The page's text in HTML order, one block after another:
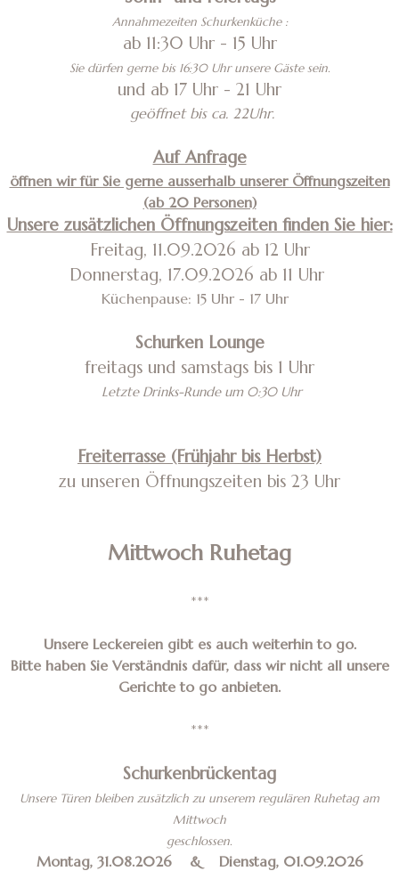
Annahmezeiten Schurkenküche :
ab 11:30 Uhr - 15 Uhr
Sie dürfen gerne bis 16:30 Uhr unsere Gäste sein.
und ab 17 Uhr - 21 Uhr
geöffnet bis ca. 22Uhr.
Auf Anfrage
öffnen wir für Sie gerne ausserhalb unserer Öffnungszeiten
(ab 20 Personen)
Unsere zusätzlichen Öffnungszeiten finden Sie hier:
Freitag, 11.09.2026 ab 12 Uhr
Donnerstag, 17.09.2026 ab 11 Uhr
Küchenpause: 15 Uhr - 17 Uhr
Schurken Lounge
freitags und samstags bis 1 Uhr
Letzte Drinks-Runde um 0:30 Uhr
Freiterrasse (Frühjahr bis Herbst)
zu unseren Öffnungszeiten bis 23 Uhr
Mittwoch Ruhetag
***
Unsere Leckereien gibt es auch weiterhin to go.
Bitte haben Sie Verständnis dafür, dass wir nicht all unsere
Gerichte to go anbieten.
***
Schurkenbrückentag
Unsere Türen bleiben zusätzlich zu unserem regulären Ruhetag am
Mittwoch
geschlossen.
Montag, 31.08.2026 & Dienstag, 01.09.2026